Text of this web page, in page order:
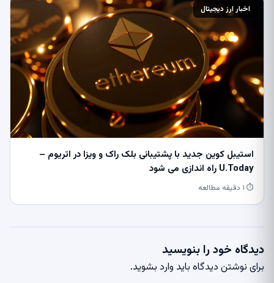
اخبار ارز دیجیتال
استیبل کوین جدید با پشتیبانی بلک راک و ویزا در اتریوم –
U.Today راه اندازی می شود
⏱ ۱ دقیقه مطالعه
دیدگاه خود را بنویسید
برای نوشتن دیدگاه باید وارد بشوید.